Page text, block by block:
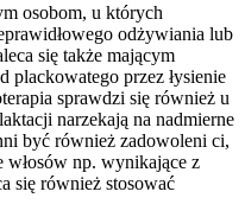
osobom, u których
odżywiania lub
się także mającym
plackowatego przez łysienie
sprawdzi się również u
narzekają na nadmierne
być również zadowoleni ci,
włosów np. wynikające z
się również stosować